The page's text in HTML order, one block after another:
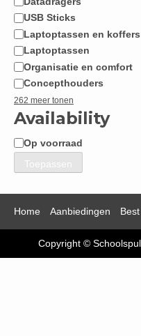
USB Sticks
Laptoptassen en koffers
Laptoptassen
Organisatie en comfort
Concepthouders
262 meer tonen
Availability
Beschikbaarheid
Op voorraad
Toepassen
Home Aanbiedingen
Copyright ©